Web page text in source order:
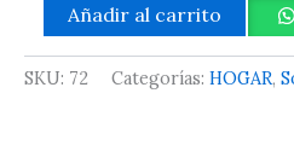
Añadir al carrito
SKU: 72 Categorías: HOGAR,